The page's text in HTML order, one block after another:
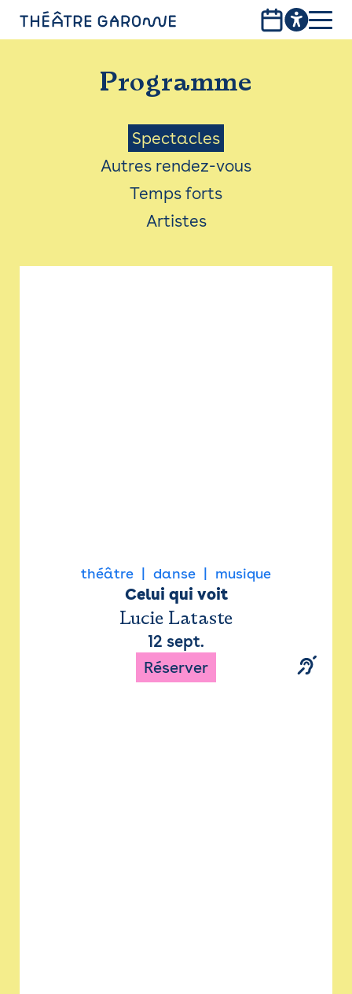
PROGRAMME
INFOS PRATIQUES
AVEC LES PUBLICS
ACCESSIBILITÉ
LES PRODUCTIONS
Programme
Menu
Saison
Spectacles
Autres rendez-vous
Temps forts
Artistes
théâtre danse musique
Celui qui voit
Lucie Lataste
12 sept.
Réserver